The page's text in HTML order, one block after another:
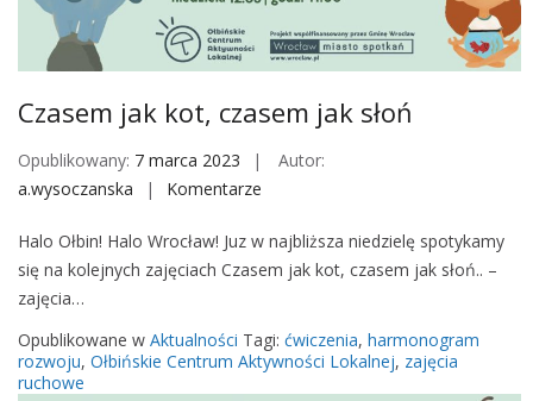
c
a
e
k
s
ń
Czasem jak kot, czasem jak słoń
Opublikowany: 7 marca 2023
Autor:
a.wysoczanska
Komentarze
C
z
s
e
m
Halo Ołbin! Halo Wrocław! Juz w najbliższa niedzielę spotykamy
się na kolejnych zajęciach Czasem jak kot, czasem jak słoń.. –
zajęcia…
Opublikowane w Aktualności Tagi: ćwiczenia, harmonogram
rozwoju, Ołbińskie Centrum Aktywności Lokalnej, zajęcia
ruchowe